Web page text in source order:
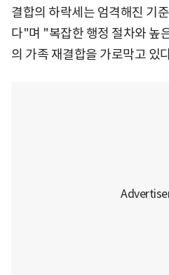
결합의 하락세는 엄격해진 기
다"며 "복잡한 행정 절차와 높
의 가족 재결합을 가로막고 있